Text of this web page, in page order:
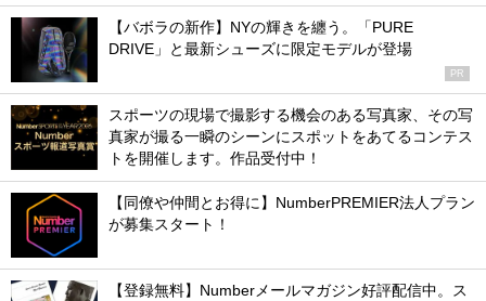
【バボラの新作】NYの輝きを纏う。「PURE
DRIVE」と最新シューズに限定モデルが登場
PR
スポーツの現場で撮影する機会のある写真家、その写
真家が撮る一瞬のシーンにスポットをあてるコンテス
トを開催します。作品受付中！
【同僚や仲間とお得に】NumberPREMIER法人プラン
が募集スタート！
【登録無料】Numberメールマガジン好評配信中。ス